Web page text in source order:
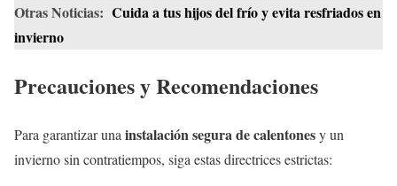
Otras Noticias: Cuida a tus hijos del frío y evita resfriados en
invierno
Precauciones y Recomendaciones
Para garantizar una instalación segura de calentonesy un
invierno sin contratiempos, siga estas directrices estrictas: